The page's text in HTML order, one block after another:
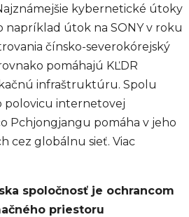
kybernetické útoky
napríklad útok na SONY v roku
čínsko-severokórejský
pomáhajú KĽDR
infraštruktúru. Spolu
polovicu internetovej
Pchjongjangu pomáha v jeho
cez globálnu sieť. Viac
spoločnosť je ochrancom
priestoru